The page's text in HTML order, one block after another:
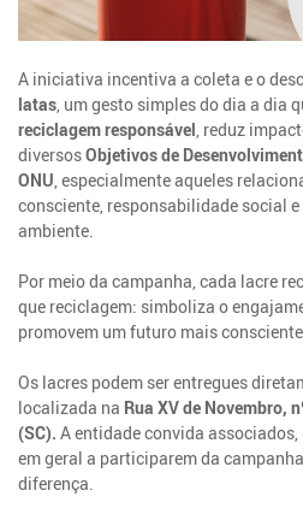
A iniciativa incentiva a coleta e o
latas, um gesto simples do dia a dia
reciclagem responsável, reduz
diversosObjetivos de
ONU, especialmente aqueles
consciente, responsabilidade social
ambiente.
Por meio da campanha, cada lacre
que reciclagem: simboliza o
promovem um futuro mais
Os lacres podem ser entregues
localizada na Rua XV de Novembro,
(SC). A entidade convida
em geral a participarem da
diferença.